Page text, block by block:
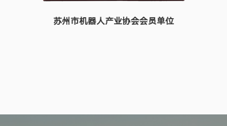
苏州市机器人产业协会会员单位